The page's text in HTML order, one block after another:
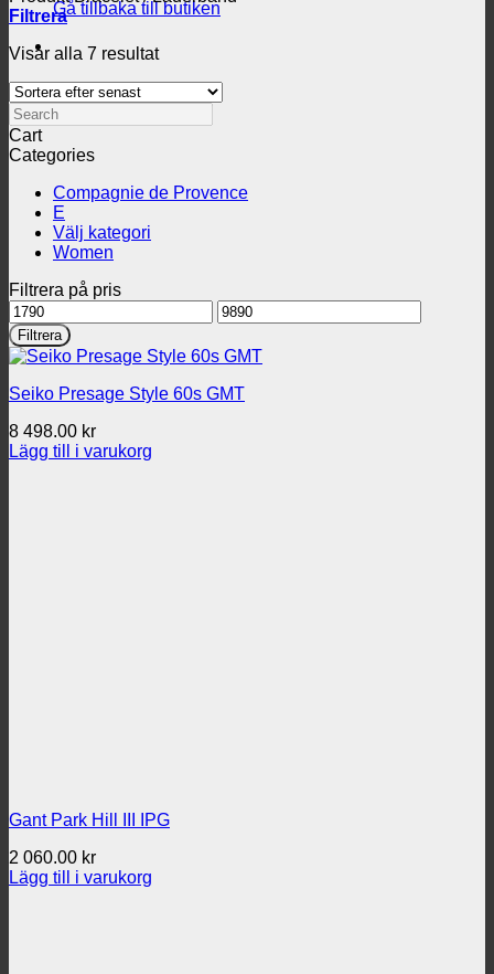
Gå tillbaka till butiken
Filtrera
Visar alla 7 resultatSortera
senaste
Search
Cart
Categories
Compagnie de Provence
E
Välj kategori
Women
Filtrera på pris
Min
pris
Max
pris
Filtrera
Seiko Presage Style 60s GMT
8 498.00 kr
Lägg till i varukorg
Gant Park Hill III IPG
2 060.00 kr
Lägg till i varukorg